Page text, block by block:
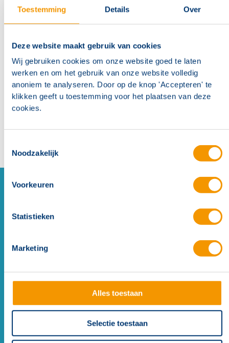
Toestemming Details Over
Deze website maakt gebruik van cookies
Wij gebruiken cookies om onze website goed te laten
werken en om het gebruik van onze website volledig
anoniem te analyseren. Door op de knop 'Accepteren' te
klikken geeft u toestemming voor het plaatsen van deze
cookies.
Noodzakelijk
Voorkeuren
Statistieken
Marketing
Alles toestaan
Selectie toestaan
Systeemoverzicht: Penta 6000